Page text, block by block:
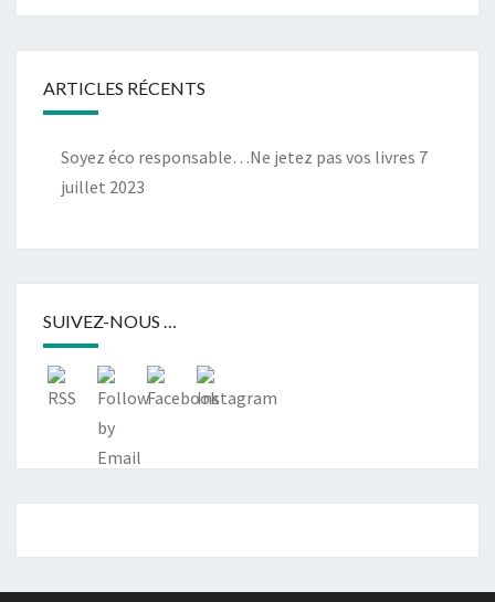
ARTICLES RÉCENTS
Soyez éco responsable…Ne jetez pas vos livres 7
juillet 2023
SUIVEZ-NOUS …